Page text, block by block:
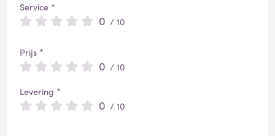
Service *
0 / 10
Prijs *
0 / 10
Levering *
0 / 10